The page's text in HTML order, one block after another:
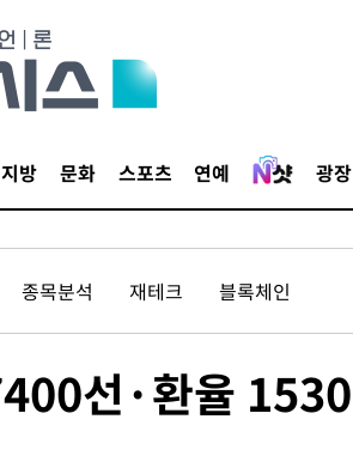
지방 문화 스포츠 연예 광장
종목분석 재테크 블록체인
선·환율 1530